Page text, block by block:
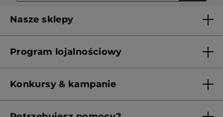
Nasze sklepy
Franczyza
Program lojalnościowy
Konkursy & kampanie